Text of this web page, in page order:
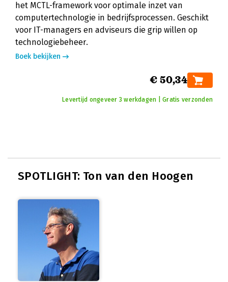
het MCTL-framework voor optimale inzet van
computertechnologie in bedrijfsprocessen. Geschikt
voor IT-managers en adviseurs die grip willen op
technologiebeheer.
Boek bekijken
€ 50,34
Levertijd ongeveer 3 werkdagen | Gratis verzonden
SPOTLIGHT: Ton van den Hoogen